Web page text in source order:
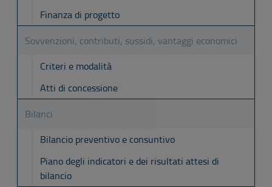
Finanza di progetto
Sovvenzioni, contributi, sussidi, vantaggi economici
Criteri e modalità
Atti di concessione
Bilanci
Bilancio preventivo e consuntivo
Piano degli indicatori e dei risultati attesi di
bilancio